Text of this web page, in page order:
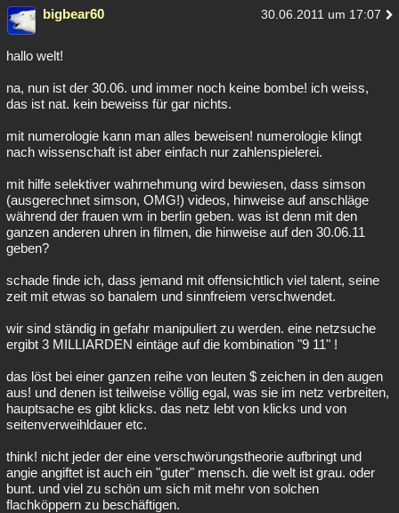
weitere Rubriken
Philosophie
Musik Clash Verbesserungen
Übersichten
Besucht Teilgenommen Alle Neue Geschlossen
Lesenswert Schlüsselwörter
bigbear60 30.06.2011 um 17:07
hallo welt!
na, nun ist der 30.06. und immer noch keine bombe! ich weiss,
das ist nat. kein beweiss für gar nichts.
mit numerologie kann man alles beweisen! numerologie klingt
nach wissenschaft ist aber einfach nur zahlenspielerei.
mit hilfe selektiver wahrnehmung wird bewiesen, dass simson
(ausgerechnet simson, OMG!) videos, hinweise auf anschläge
während der frauen wm in berlin geben. was ist denn mit den
ganzen anderen uhren in filmen, die hinweise auf den 30.06.11
geben?
schade finde ich, dass jemand mit offensichtlich viel talent, seine
zeit mit etwas so banalem und sinnfreiem verschwendet.
wir sind ständig in gefahr manipuliert zu werden. eine netzsuche
ergibt 3 MILLIARDEN eintäge auf die kombination "9 11" !
das löst bei einer ganzen reihe von leuten $ zeichen in den augen
aus! und denen ist teilweise völlig egal, was sie im netz verbreiten,
hauptsache es gibt klicks. das netz lebt von klicks und von
seitenverweihldauer etc.
think! nicht jeder der eine verschwörungstheorie aufbringt und
angie angiftet ist auch ein "guter" mensch. die welt ist grau. oder
bunt. und viel zu schön um sich mit mehr von solchen
flachköppern zu beschäftigen.